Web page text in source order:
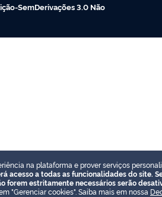
SemDerivações 3.0 Não
na plataforma e prover serviços
acesso a todas as funcionalidades do site.
forem estritamente necessários serão
"Gerenciar cookies". Saiba mais em nossa